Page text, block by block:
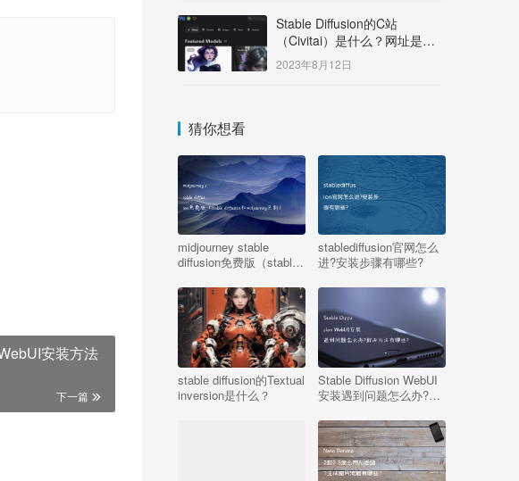
安装方法
下一篇
Stable Diffusion的C站
（Civitai）是什么？网址是多
少？
2023年8月12日
猜你想看
midjourney stable
diffusion免费版（stable
别）
stablediffusion官网怎么
进?安装步骤有哪些?
stable diffusion的Textual
inversion是什么？
Stable Diffusion WebUI
安装遇到问题怎么办?解